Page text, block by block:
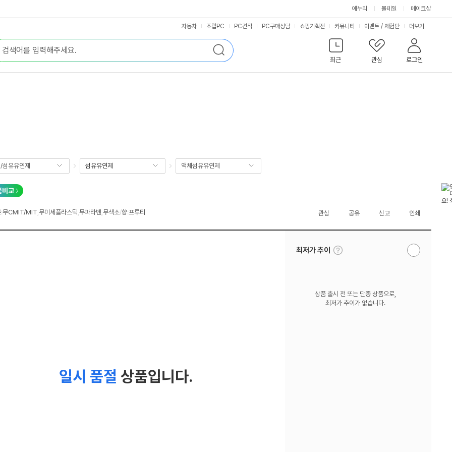
에누리 몰테일 메이크샵
검
색
최근
관심 로그인
자동차 조립PC PC견적 PC구매상담 쇼핑기획전 커뮤니티 이벤트 / 체험단 서
비
스
더보기
섬유유연제 섬유유연제 액체섬유유연제
비교
:무CMIT/MIT 무미세플라스틱 무파라벤 무색소/향:프루티 관심 공유 신고 인쇄
일시 품절 상품입니다.
최저가 추이
툴
팁
알
상품 출시 전 또는 단종 상품으로,
최저가 추이가 없습니다.